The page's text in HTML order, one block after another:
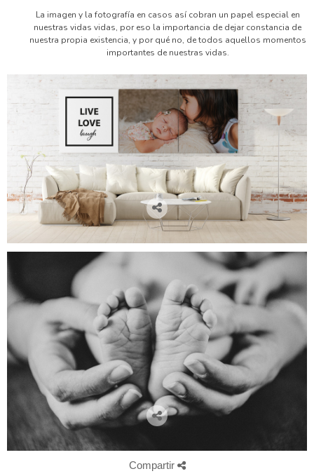
La imagen y la fotografía en casos así cobran un papel especial en
nuestras vidas vidas, por eso la importancia de dejar constancia de
nuestra propia existencia, y por qué no, de todos aquellos momentos
importantes de nuestras vidas.
Compartir